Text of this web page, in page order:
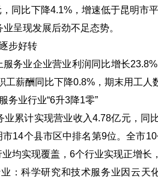
同比下降4.1%，增速低于昆明市
呈现发展后劲不足态势。
步好转
业企业营业利润同比增长23.8%
工薪酬同比下降0.8%，期末用工人
业行业“6升3降1零”
计实现营业收入4.78亿元，同
14个县市区中排名第9位。全市
均实现覆盖，6个行业实现正增长
科学研究和技术服务业因云天